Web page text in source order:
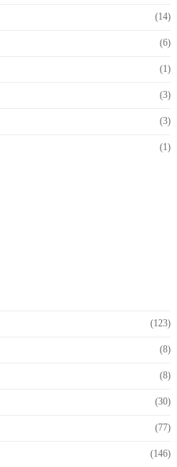
(14)
(6)
(1)
(3)
(3)
(1)
(123)
(8)
(8)
(30)
(77)
(146)